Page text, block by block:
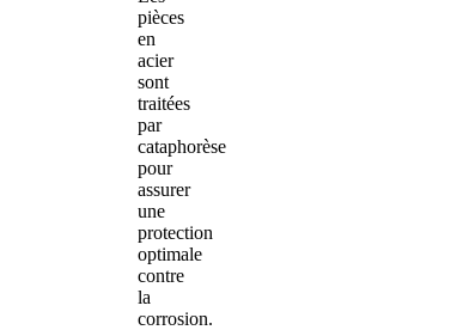
pièces
en
acier
sont
traitées
par
cataphorèse
pour
assurer
une
protection
optimale
contre
la
corrosion.